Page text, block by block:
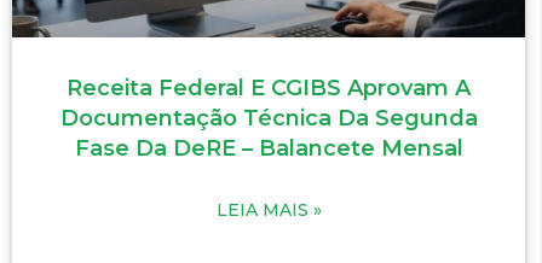
Receita Federal E CGIBS Aprovam A
Documentação Técnica Da Segunda
Fase Da DeRE – Balancete Mensal
LEIA MAIS »